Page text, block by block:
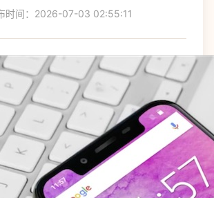
时间：2026-07-03 02:55:11